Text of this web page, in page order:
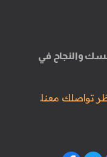
والنجاح في
تواصلك معنا.